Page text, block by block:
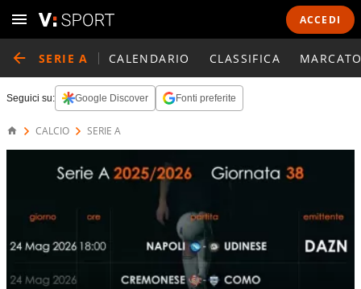
ACCEDI
SERIE A CALENDARIO CLASSIFICA
Seguici su: Google Discover Fonti preferite
CALCIO SERIE A